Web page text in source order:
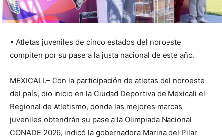
• Atletas juveniles de cinco estados del noroeste
compiten por su pase a la justa nacional de este año.
MEXICALI.– Con la participación de atletas del noroeste
del país, dio inicio en la Ciudad Deportiva de Mexicali el
Regional de Atletismo, donde las mejores marcas
juveniles obtendrán su pase a la Olimpiada Nacional
CONADE 2026, indicó la gobernadora Marina del Pilar